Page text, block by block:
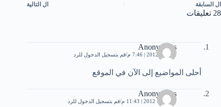
ال السابقة ال التالية
28 تعليقات
Anonymous
8 يونيو، 2012 | 7:46 م قم بتسجيل الدخول للرد
أحلى المواضيع إلى الآن في الموقع
Anonymous
12 يونيو، 2012 | 11:43 م قم بتسجيل الدخول للرد